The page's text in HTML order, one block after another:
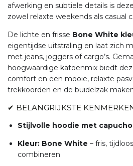
afwerking en subtiele details is
zowel relaxte weekends als casual
De lichte en frisse Bone White
eigentijdse uitstraling en laat zich
met jeans, joggers of cargo’s.
hoogwaardige katoenmix biedt
comfort en een mooie, relaxte
trekkoorden en de buidelzak
✔ BELANGRIJKSTE
Stijlvolle hoodie met
Kleur: Bone White – fris,
combineren